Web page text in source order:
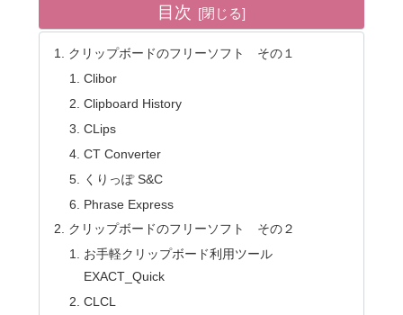
目次
クリップボードのフリーソフト その１
Clibor
Clipboard History
CLips
CT Converter
くりっぽ S&C
Phrase Express
クリップボードのフリーソフト その２
お手軽クリップボード利用ツール
EXACT_Quick
CLCL